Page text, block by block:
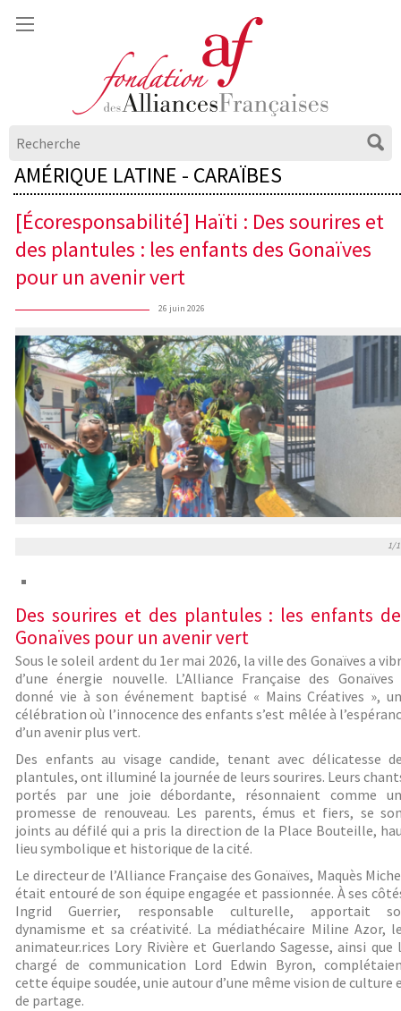
AMÉRIQUE LATINE - CARAÏBES
[Écoresponsabilité] Haïti : Des sourires et
des plantules : les enfants des Gonaïves
pour un avenir vert
26 juin 2026
1/1
Des sourires et des plantules : les enfants
Gonaïves pour un avenir vert
Sous le soleil ardent du 1er mai 2026, la ville des Gonaïves a
d’une énergie nouvelle. L’Alliance Française des Gonaïves
donné vie à son événement baptisé « Mains Créatives »,
célébration où l’innocence des enfants s’est mêlée à
d’un avenir plus vert.
Des enfants au visage candide, tenant avec délicatesse
plantules, ont illuminé la journée de leurs sourires. Leurs
portés par une joie débordante, résonnaient comme
promesse de renouveau. Les parents, émus et fiers, se
joints au défilé qui a pris la direction de la Place Bouteille,
lieu symbolique et historique de la cité.
Le directeur de l’Alliance Française des Gonaïves, Maquès
était entouré de son équipe engagée et passionnée. À ses
Ingrid Guerrier, responsable culturelle, apportait
dynamisme et sa créativité. La médiathécaire Miline Azor,
animateur.rices Lory Rivière et Guerlando Sagesse, ainsi que
chargé de communication Lord Edwin Byron,
cette équipe soudée, unie autour d’une même vision de culture
de partage.